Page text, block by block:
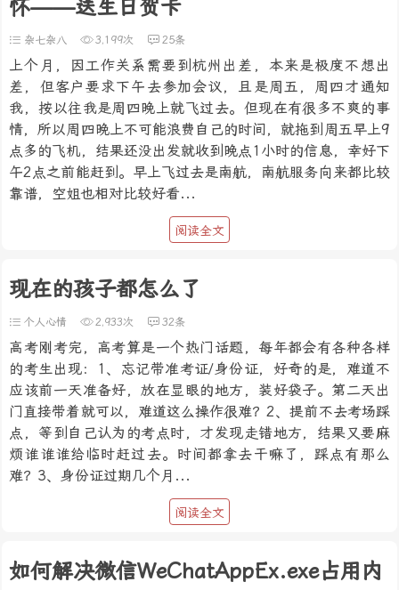
怀——送生日贺卡
杂七杂八 3,199次 25条
上个月，因工作关系需要到杭州出差，本来是极度不想出
差，但客户要求下午去参加会议，且是周五，周四才通知
我，按以往我是周四晚上就飞过去。但现在有很多不爽的事
情，所以周四晚上不可能浪费自己的时间，就拖到周五早上9
点多的飞机，结果还没出发就收到晚点1小时的信息，幸好下
午2点之前能赶到。早上飞过去是南航，南航服务向来都比较
靠谱，空姐也相对比较好看...
阅读全文
现在的孩子都怎么了
个人心情 2,933次 32条
高考刚考完，高考算是一个热门话题，每年都会有各种各样
的考生出现：1、忘记带准考证/身份证，好奇的是，难道不
应该前一天准备好，放在显眼的地方，装好袋子。第二天出
门直接带着就可以，难道这么操作很难？2、提前不去考场踩
点，等到自己认为的考点时，才发现走错地方，结果又要麻
烦谁谁谁给临时赶过去。时间都拿去干嘛了，踩点有那么
难？3、身份证过期几个月...
阅读全文
如何解决微信WeChatAppEx.exe占用内